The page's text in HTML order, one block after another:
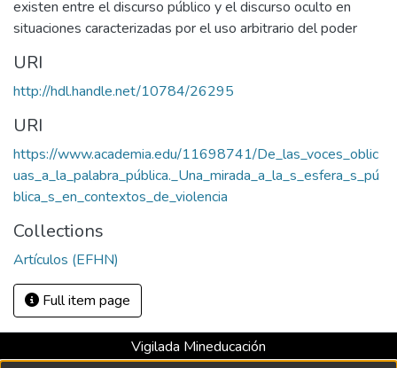
existen entre el discurso público y el discurso oculto en
situaciones caracterizadas por el uso arbitrario del poder
URI
http://hdl.handle.net/10784/26295
URI
https://www.academia.edu/11698741/De_las_voces_oblic
uas_a_la_palabra_pública._Una_mirada_a_la_s_esfera_s_pú
blica_s_en_contextos_de_violencia
Collections
Artículos (EFHN)
Full item page
Vigilada Mineducación